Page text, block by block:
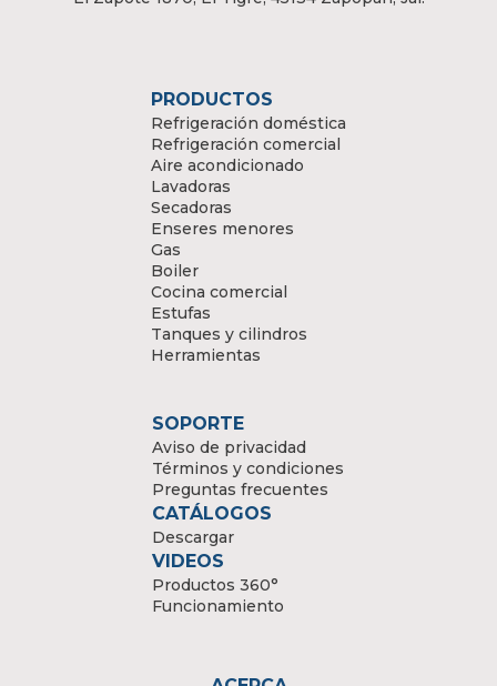
PRODUCTOS
Refrigeración doméstica
Refrigeración comercial
Aire acondicionado
Lavadoras
Secadoras
Enseres menores
Gas
Boiler
Cocina comercial
Estufas
Tanques y cilindros
Herramientas
SOPORTE
Aviso de privacidad
Términos y condiciones
Preguntas frecuentes
CATÁLOGOS
Descargar
VIDEOS
Productos 360°
Funcionamiento